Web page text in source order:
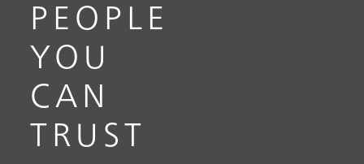
PEOPLE
YOU
CAN
TRUST